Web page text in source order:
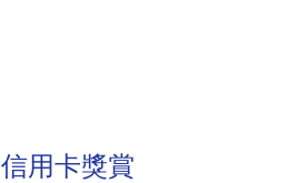
用卡獎賞